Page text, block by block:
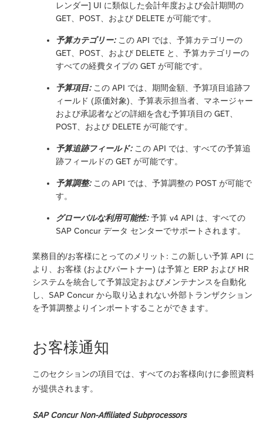
レンダー] UI に類似した会計年度および会計期間の
GET、POST、および DELETE が可能です。
予算カテゴリー:この API では、予算カテゴリーの
GET、POST、および DELETE と、予算カテゴリーの
すべての経費タイプの GET が可能です。
予算項目:この API では、期間金額、予算項目追跡フ
ィールド (原価対象)、予算表示担当者、マネージャー
および承認者などの詳細を含む予算項目の GET、
POST、および DELETE が可能です。
予算追跡フィールド:この API では、すべての予算追
跡フィールドの GET が可能です。
予算調整:この API では、予算調整の POST が可能で
す。
グローバルな利用可能性:予算 v4 API は、すべての
SAP Concur データ センターでサポートされます。
業務目的/お客様にとってのメリット: この新しい予算 API に
より、お客様 (およびパートナー) は予算と ERP および HR
システムを統合して予算設定およびメンテナンスを自動化
し、SAP Concur から取り込まれない外部トランザクション
を予算調整よりインポートすることができます。
お客様通知
このセクションの項目では、すべてのお客様向けに参照資料
が提供されます。
SAP Concur Non-Affiliated Subprocessors